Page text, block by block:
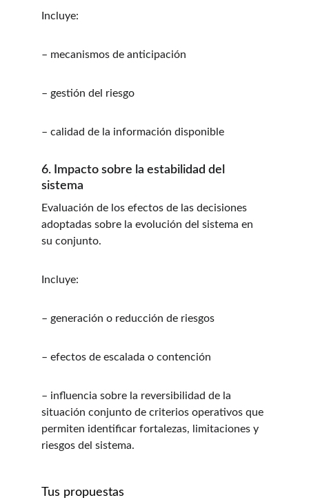
Incluye:
– mecanismos de anticipación
– gestión del riesgo
– calidad de la información disponible
6. Impacto sobre la estabilidad del
sistema
Evaluación de los efectos de las decisiones
adoptadas sobre la evolución del sistema en
su conjunto.
Incluye:
– generación o reducción de riesgos
– efectos de escalada o contención
– influencia sobre la reversibilidad de la
situación conjunto de criterios operativos que
permiten identificar fortalezas, limitaciones y
riesgos del sistema.
Tus propuestas